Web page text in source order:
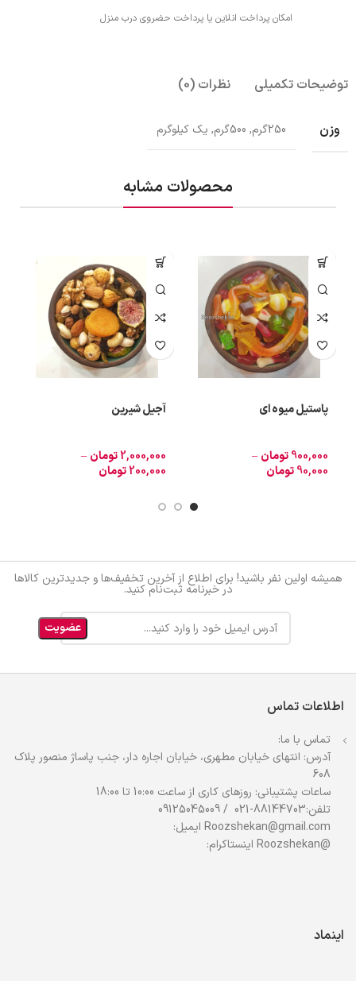
امکان پرداخت انلاین یا پرداخت حضروی درب منزل
توضیحات تکمیلی نظرات (0)
وزن 250گرم, 500گرم, یک کیلوگرم
محصولات مشابه
پاستیل میوه ای
900,000تومان –
90,000تومان
آجیل شیرین
2,000,000تومان –
200,000تومان
همیشه اولین نفر باشید! برای اطلاع از آخرین تخفیف‌ها و جدیدترین کالاها
در خبرنامه ثبت‌نام کنید.
اطلاعات تماس
تماس با ما:
آدرس: انتهای خیابان مطهری، خیابان اجاره دار، جنب پاساژ منصور پلاک
608
ساعات پشتیبانی: روزهای کاری از ساعت 10:00 تا 18:00
تلفن:88144703-021 / 09125045009
Roozshekan@gmail.com ایمیل:
@Roozshekan اینستاکرام:
اینماد